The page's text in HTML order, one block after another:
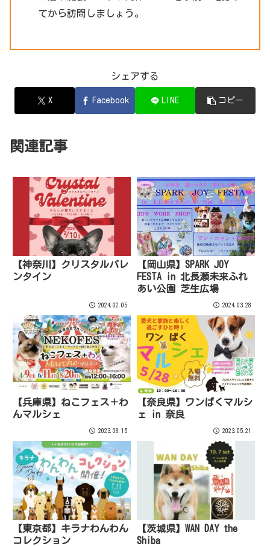
てから訪問しましょう。
シェアする
X Facebook LINE コピー
関連記事
【神奈川】クリスタルバレ
ンタイン
2024.02.05
【岡山県】SPARK JOY
FESTA in 北長瀬未来ふれ
あい公園 芝生広場
2024.03.28
【兵庫県】ねこフェス＋わ
んマルシェ
2023.08.15
【奈良県】ワンぱくマルシ
ェ in 奈良
2023.05.21
【東京都】キラナわんわん
コレクション
【茨城県】WAN DAY the
Shiba